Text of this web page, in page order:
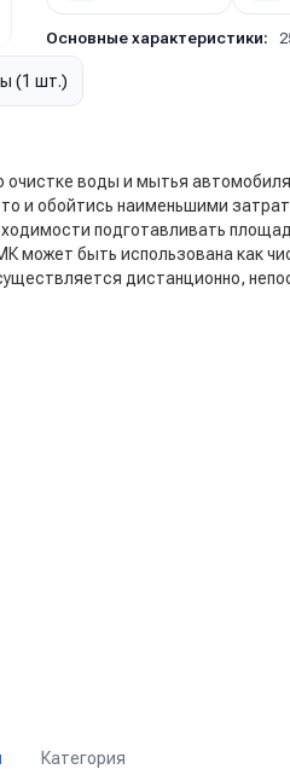
Основные характеристики:
(1 шт.)
очистке воды и мытья
и обойтись наименьшими
подготавливать
быть использована как
дистанционно,
средств;
ферм;
Категория